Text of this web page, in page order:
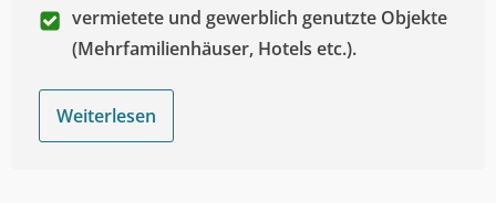
vermietete und gewerblich genutzte Objekte
(Mehrfamilienhäuser, Hotels etc.).
Weiterlesen